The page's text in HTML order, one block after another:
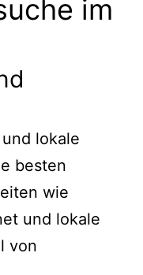
im
lokale
besten
wie
und lokale
von